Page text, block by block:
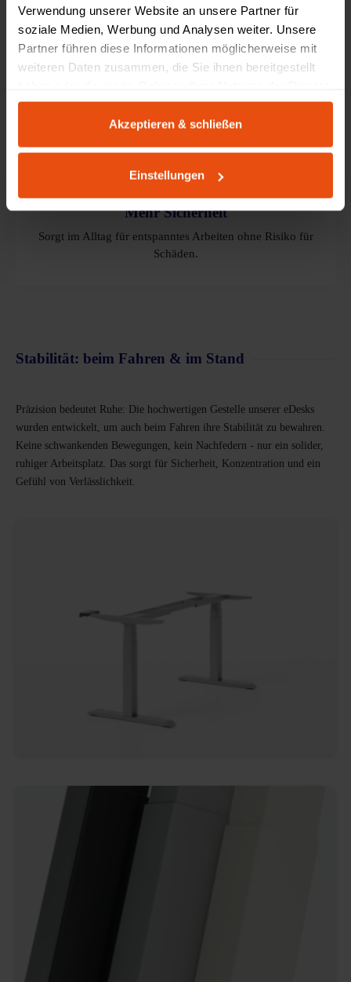
Verwendung unserer Website an unsere Partner für
soziale Medien, Werbung und Analysen weiter. Unsere
Partner führen diese Informationen möglicherweise mit
weiteren Daten zusammen, die Sie ihnen bereitgestellt
gesammelt haben.
Akzeptieren & schließen
Einstellungen
Sanft zu Haustieren
Reagiert empfindlich genug, um neugierige Vierbeiner zu
Mehr Sicherheit
Sorgt im Alltag für entspanntes Arbeiten ohne Risiko für
Schäden.
Stabilität: beim Fahren & im Stand
Präzision bedeutet Ruhe: Die hochwertigen Gestelle unserer eDesks
wurden entwickelt, um auch beim Fahren ihre Stabilität zu bewahren.
Keine schwankenden Bewegungen, kein Nachfedern - nur ein solider,
ruhiger Arbeitsplatz. Das sorgt für Sicherheit, Konzentration und ein
Gefühl von Verlässlichkeit.